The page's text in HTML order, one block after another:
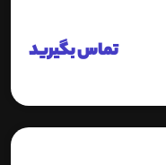
تماس بگیرید